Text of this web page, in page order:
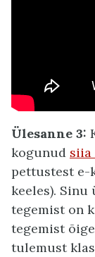
Ülesanne 3:
kogunud siia
pettustest e-
keeles). Sinu
tegemist on
tegemist
tulemust